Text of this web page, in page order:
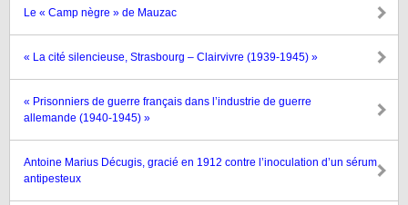
Le « Camp nègre » de Mauzac
« La cité silencieuse, Strasbourg – Clairvivre (1939-1945) »
« Prisonniers de guerre français dans l’industrie de guerre
allemande (1940-1945) »
Antoine Marius Décugis, gracié en 1912 contre l’inoculation d’un sérum
antipesteux